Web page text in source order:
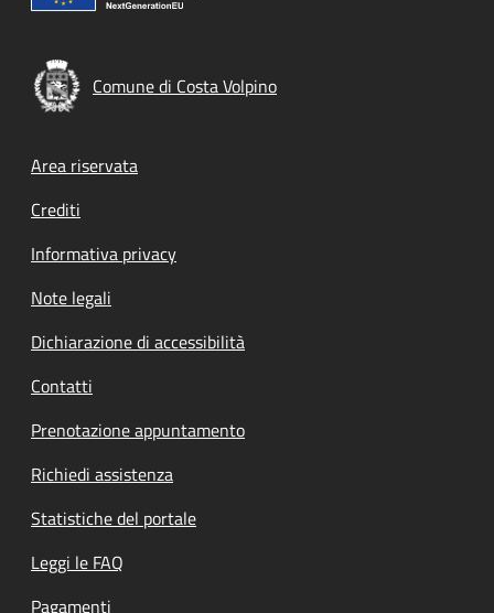
Comune di Costa Volpino
Footer menu
Area riservata
Crediti
Informativa privacy
Note legali
Dichiarazione di accessibilità
Contatti
Prenotazione appuntamento
Richiedi assistenza
Statistiche del portale
Leggi le FAQ
Pagamenti